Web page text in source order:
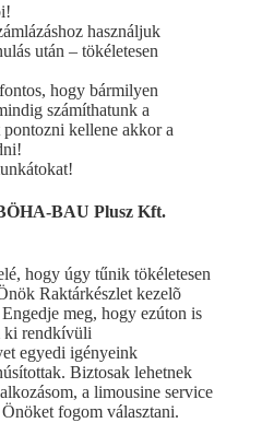
használjuk
után – tökéletesen
hogy bármilyen
számíthatunk a
pontozni kellene akkor a
BAU Plusz Kft.
hogy úgy tűnik tökéletesen
Raktárkészlet kezelõ
meg, hogy ezúton is
ki rendkívüli
egyedi igényeink
Biztosak lehetnek
a limousine service
fogom választani.